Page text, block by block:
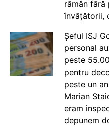
rămân fără
învățătorii,
Șeful ISJ
personal
peste
pentru
peste un
Marian
eram
depunem